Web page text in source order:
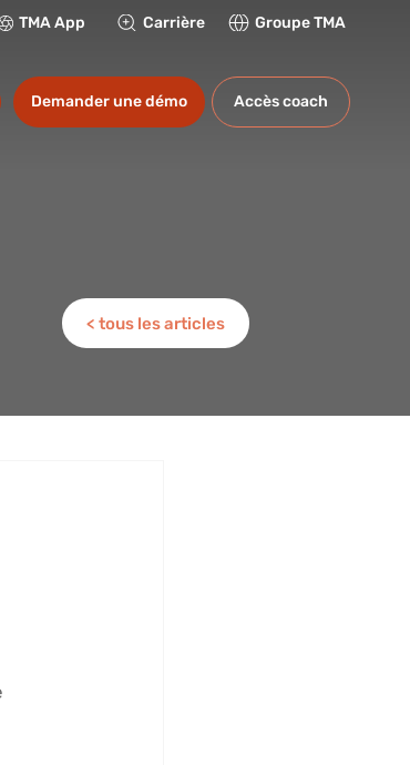
TMA App Carrière Groupe TMA
Demander une démo Accès coach
< tous les articles